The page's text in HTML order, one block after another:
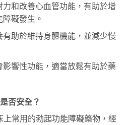
力和改善心血管功能，有助於增
礙發生。
有助於維持身體機能，並減少慢
影響性功能，適當放鬆有助於藥
否安全？
上常用的勃起功能障礙藥物，經